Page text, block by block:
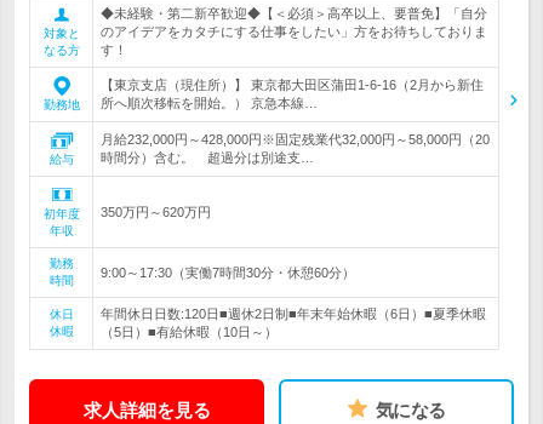
対象と
なる方
◆未経験・第二新卒歓迎◆【＜必須＞高卒以上、要普免】「自分
のアイデアをカタチにする仕事をしたい」方をお待ちしておりま
す！
勤務地
【東京支店（現住所）】 東京都大田区蒲田1-6-16（2月から新住
所へ順次移転を開始。） 京急本線…
給与
月給232,000円～428,000円※固定残業代32,000円～58,000円（20
時間分）含む。 超過分は別途支…
初年度
年収
350万円～620万円
勤務
時間
9:00～17:30（実働7時間30分・休憩60分）
休日
休暇
年間休日日数:120日■週休2日制■年末年始休暇（6日）■夏季休暇
（5日）■有給休暇（10日～）
求人詳細を見る 気になる